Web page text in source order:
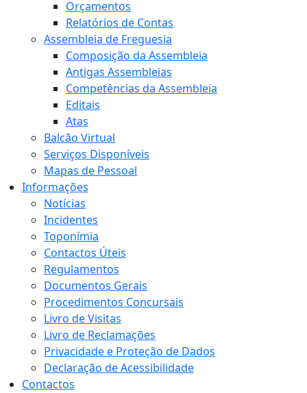
Orçamentos
Relatórios de Contas
Assembleia de Freguesia
Composição da Assembleia
Antigas Assembleias
Competências da Assembleia
Editais
Atas
Balcão Virtual
Serviços Disponíveis
Mapas de Pessoal
Informações
Notícias
Incidentes
Toponímia
Contactos Úteis
Regulamentos
Documentos Gerais
Procedimentos Concursais
Livro de Visitas
Livro de Reclamações
Privacidade e Proteção de Dados
Declaração de Acessibilidade
Contactos